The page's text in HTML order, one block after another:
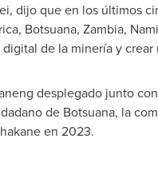
dijo que en los últimos
Botsuana, Zambia,
de la minería y
desplegado junto
de Botsuana, la
en 2023.